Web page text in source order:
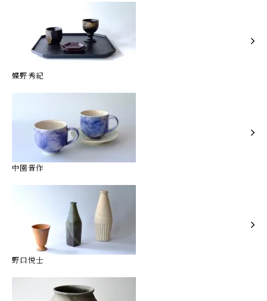
蝶野秀紀
中園晋作
野口悦士